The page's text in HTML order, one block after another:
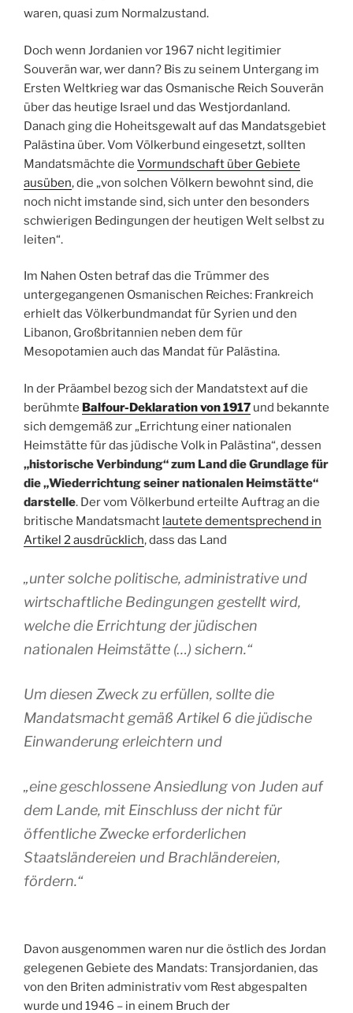
waren, quasi zum Normalzustand.
Doch wenn Jordanien vor 1967 nicht legitimier
Souverän war, wer dann? Bis zu seinem Untergang im
Ersten Weltkrieg war das Osmanische Reich Souverän
über das heutige Israel und das Westjordanland.
Danach ging die Hoheitsgewalt auf das Mandatsgebiet
Palästina über. Vom Völkerbund eingesetzt, sollten
Mandatsmächte die Vormundschaft über Gebiete
ausüben, die „von solchen Völkern bewohnt sind, die
noch nicht imstande sind, sich unter den besonders
schwierigen Bedingungen der heutigen Welt selbst zu
leiten“.
Im Nahen Osten betraf das die Trümmer des
untergegangenen Osmanischen Reiches: Frankreich
erhielt das Völkerbundmandat für Syrien und den
Libanon, Großbritannien neben dem für
Mesopotamien auch das Mandat für Palästina.
In der Präambel bezog sich der Mandatstext auf die
berühmte Balfour-Deklaration von 1917 und bekannte
sich demgemäß zur „Errichtung einer nationalen
Heimstätte für das jüdische Volk in Palästina“, dessen
„historische Verbindung“ zum Land die Grundlage für
die „Wiederrichtung seiner nationalen Heimstätte“
darstelle. Der vom Völkerbund erteilte Auftrag an die
britische Mandatsmacht lautete dementsprechend in
Artikel 2 ausdrücklich, dass das Land
„unter solche politische, administrative und
wirtschaftliche Bedingungen gestellt wird,
welche die Errichtung der jüdischen
nationalen Heimstätte (…) sichern.“
Um diesen Zweck zu erfüllen, sollte die
Mandatsmacht gemäß Artikel 6 die jüdische
Einwanderung erleichtern und
„eine geschlossene Ansiedlung von Juden auf
dem Lande, mit Einschluss der nicht für
öffentliche Zwecke erforderlichen
Staatsländereien und Brachländereien,
fördern.“
Davon ausgenommen waren nur die östlich des Jordan
gelegenen Gebiete des Mandats: Transjordanien, das
von den Briten administrativ vom Rest abgespalten
wurde und 1946 – in einem Bruch der